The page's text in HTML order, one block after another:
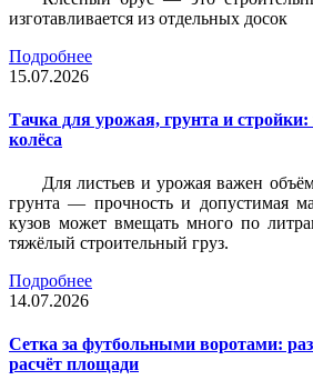
изготавливается из отдельных досок
Подробнее
15.07.2026
Тачка для урожая, грунта и
колёса
Для листьев и урожая важен
грунта — прочность и допустимая
кузов может вмещать много по
тяжёлый строительный груз.
Подробнее
14.07.2026
Сетка за футбольными воротами:
расчёт площади